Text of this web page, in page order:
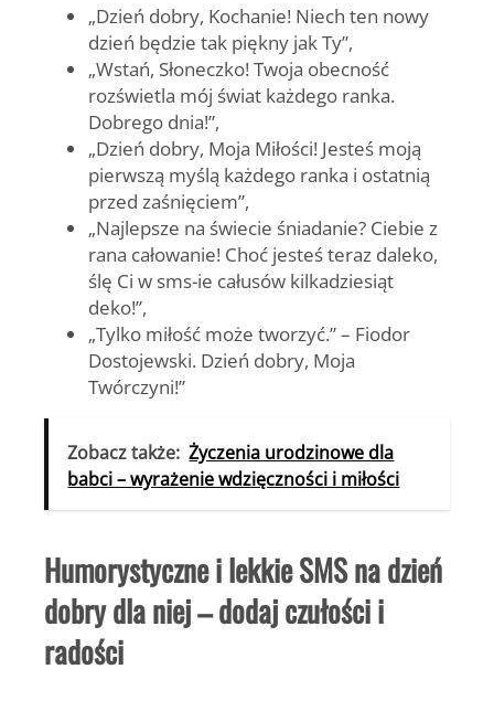
„Dzień dobry, Kochanie! Niech ten nowy
dzień będzie tak piękny jak Ty”,
„Wstań, Słoneczko! Twoja obecność
rozświetla mój świat każdego ranka.
Dobrego dnia!”,
„Dzień dobry, Moja Miłości! Jesteś moją
pierwszą myślą każdego ranka i ostatnią
przed zaśnięciem”,
„Najlepsze na świecie śniadanie? Ciebie z
rana całowanie! Choć jesteś teraz daleko,
ślę Ci w sms-ie całusów kilkadziesiąt
deko!”,
„Tylko miłość może tworzyć.” – Fiodor
Dostojewski. Dzień dobry, Moja
Twórczyni!”
Zobacz także: Życzenia urodzinowe dla
babci – wyrażenie wdzięczności i miłości
Humorystyczne i lekkie SMS na dzień
dobry dla niej – dodaj czułości i
radości